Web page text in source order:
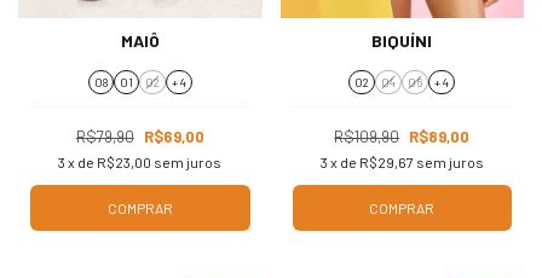
MAIÔ
08 01 02 + 4
R$79,90 R$69,00
3 x de R$23,00 sem juros
COMPRAR
BIQUÍNI
02 04 06 + 4
R$109,90 R$89,00
3 x de R$29,67 sem juros
COMPRAR